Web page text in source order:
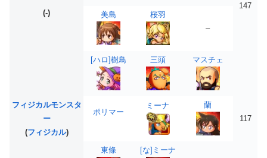
(-)
147
美島
桜羽
–
フィジカルモンスタ
ー
(フィジカル)
[ハロ]樹鳥 三頭 マスチェ
117
ポリマー
ミーナ 蘭
東條
[な]ミーナ